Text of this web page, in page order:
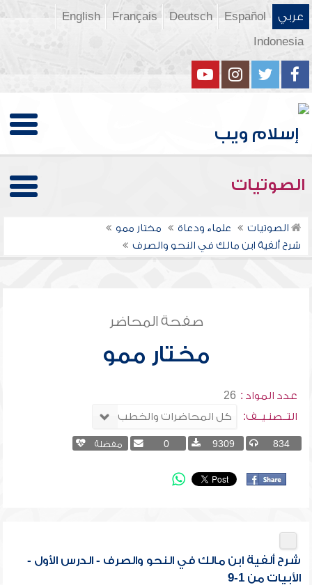
عربي Español
Deutsch
Français
English
Indonesia
الصوتيات
الصوتيات علماء ودعاة
مختار ممو
شرح ألفية ابن مالك في النحو والصرف
صفحة المحاضر
مختار ممو
عدد المواد : 26
التــصنـيــف:
834
9309
0 مفضلة
شرح ألفية ابن مالك في النحو والصرف - الدرس الأول -
الأبيات من 1-9